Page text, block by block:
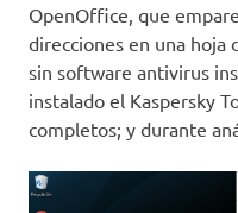
OpenOffice, que
direcciones en una hoja
sin software antivirus
instalado el Kaspersky
completos; y durante